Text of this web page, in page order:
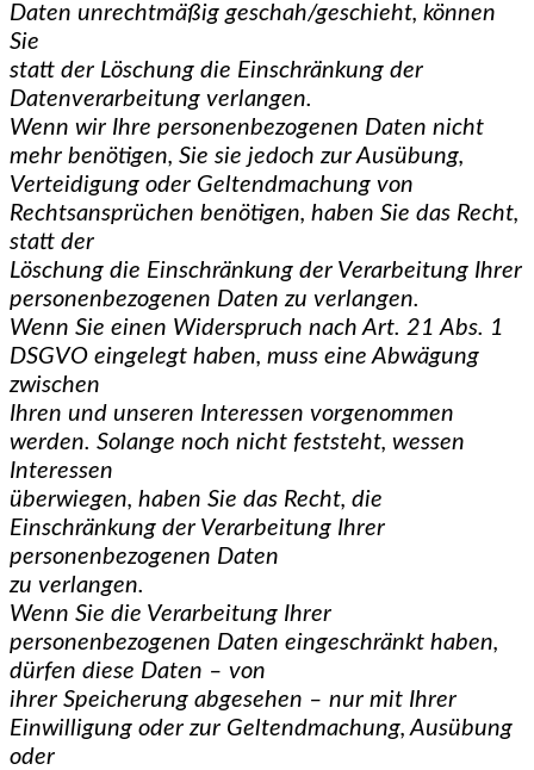
Daten unrechtmäßig geschah/geschieht, können
Sie
statt der Löschung die Einschränkung der
Datenverarbeitung verlangen.
Wenn wir Ihre personenbezogenen Daten nicht
mehr benötigen, Sie sie jedoch zur Ausübung,
Verteidigung oder Geltendmachung von
Rechtsansprüchen benötigen, haben Sie das Recht,
statt der
Löschung die Einschränkung der Verarbeitung Ihrer
personenbezogenen Daten zu verlangen.
Wenn Sie einen Widerspruch nach Art. 21 Abs. 1
DSGVO eingelegt haben, muss eine Abwägung
zwischen
Ihren und unseren Interessen vorgenommen
werden. Solange noch nicht feststeht, wessen
Interessen
überwiegen, haben Sie das Recht, die
Einschränkung der Verarbeitung Ihrer
personenbezogenen Daten
zu verlangen.
Wenn Sie die Verarbeitung Ihrer
personenbezogenen Daten eingeschränkt haben,
dürfen diese Daten – von
ihrer Speicherung abgesehen – nur mit Ihrer
Einwilligung oder zur Geltendmachung, Ausübung
oder